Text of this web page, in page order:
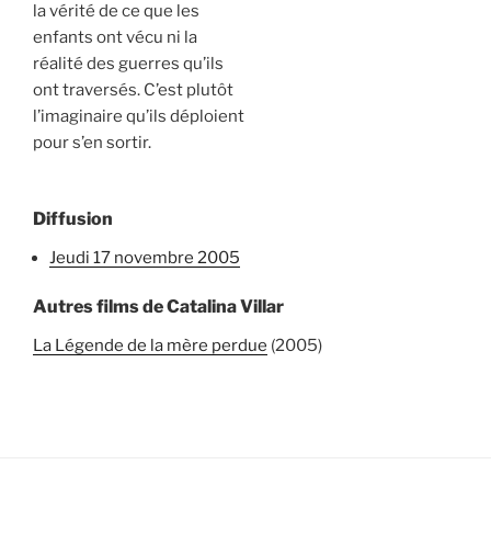
la vérité de ce que les
enfants ont vécu ni la
réalité des guerres qu’ils
ont traversés. C’est plutôt
l’imaginaire qu’ils déploient
pour s’en sortir.
Diffusion
jeudi 17 novembre 2005
Autres films de Catalina Villar
La Légende de la mère perdue (2005)